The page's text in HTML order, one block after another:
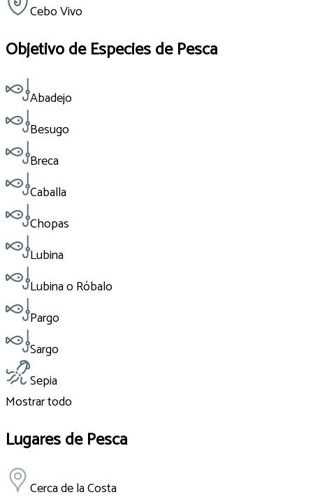
Cebo Vivo
Objetivo de Especies de Pesca
Abadejo
Besugo
Breca
Caballa
Chopas
Lubina
Lubina o Róbalo
Pargo
Sargo
Sepia
Mostrar todo
Lugares de Pesca
Cerca de la Costa